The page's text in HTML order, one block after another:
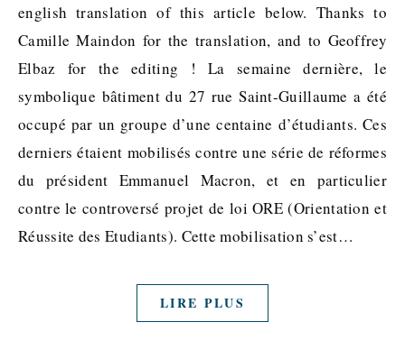
english translation of this article below. Thanks to
Camille Maindon for the translation, and to Geoffrey
Elbaz for the editing ! La semaine dernière, le
symbolique bâtiment du 27 rue Saint-Guillaume a été
occupé par un groupe d’une centaine d’étudiants. Ces
derniers étaient mobilisés contre une série de réformes
du président Emmanuel Macron, et en particulier
contre le controversé projet de loi ORE (Orientation et
Réussite des Etudiants). Cette mobilisation s’est…
LIRE PLUS